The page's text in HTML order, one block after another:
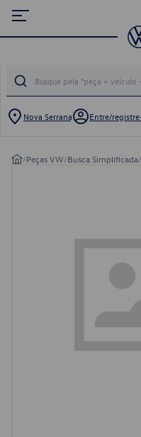
Nova Serrana Entre/
/Peças VW/Busca Simplificada/